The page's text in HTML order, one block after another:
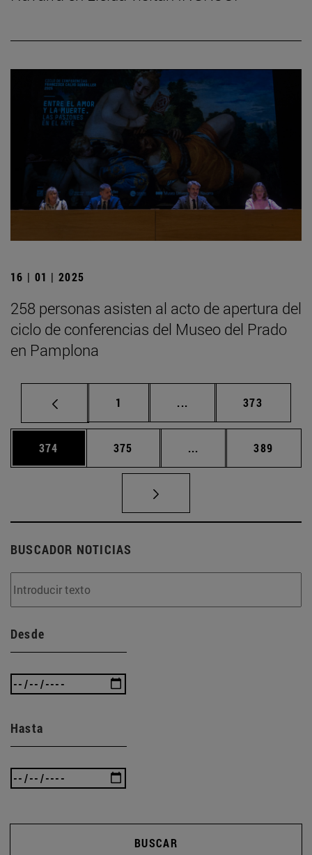
16 | 01 | 2025
258 personas asisten al acto de apertura del
ciclo de conferencias del Museo del Prado
en Pamplona
Página
1 ... Páginas intermedias
Página
373
Página
374 Página
375 ... Páginas intermedias
Página
389
BUSCADOR NOTICIAS
Desde
Hasta
BUSCAR